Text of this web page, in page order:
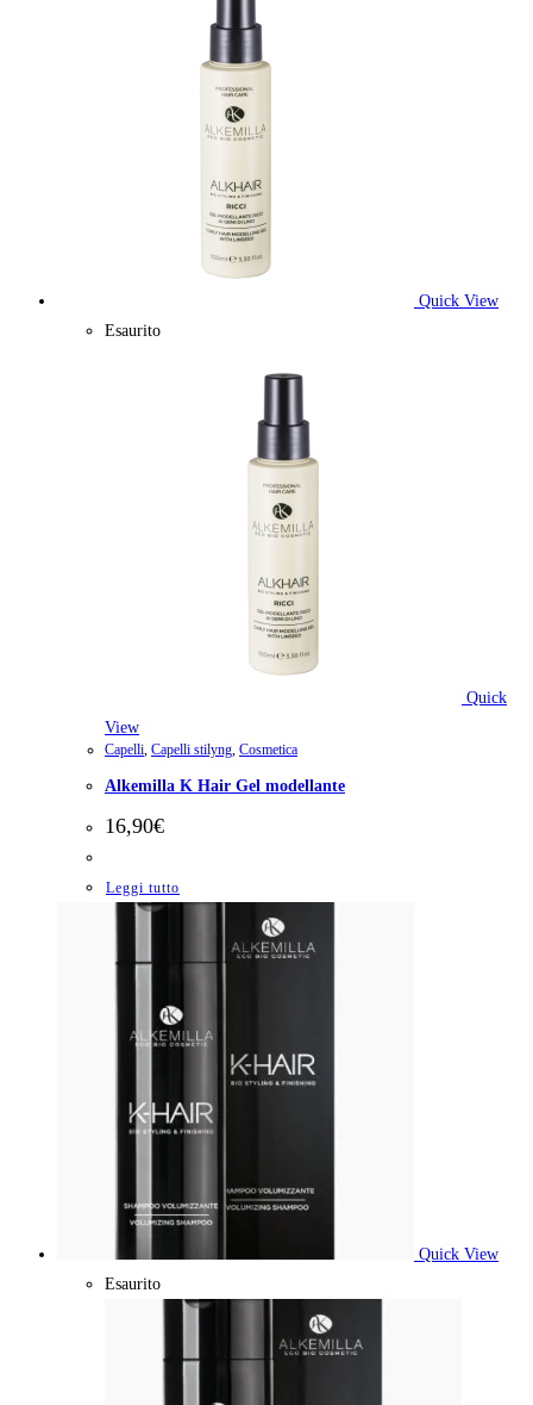
Quick View
Esaurito
Quick
View
Capelli, Capelli stilyng, Cosmetica
Alkemilla K Hair Gel modellante
16,90€
Leggi tutto
Quick View
Esaurito